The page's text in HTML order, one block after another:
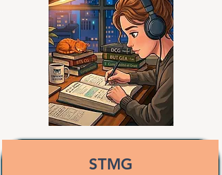
STMG